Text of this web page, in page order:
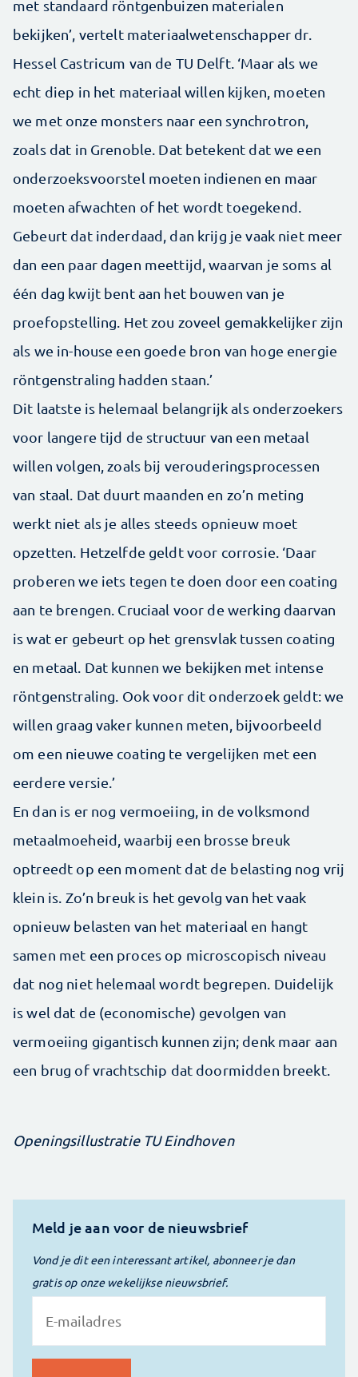
met standaard röntgenbuizen materialen
bekijken’, vertelt materiaalwetenschapper dr.
Hessel Castricum van de TU Delft. ‘Maar als we
echt diep in het materiaal willen kijken, moeten
we met onze monsters naar een synchrotron,
zoals dat in Grenoble. Dat betekent dat we een
onderzoeksvoorstel moeten indienen en maar
moeten afwachten of het wordt toegekend.
Gebeurt dat inderdaad, dan krijg je vaak niet meer
dan een paar dagen meettijd, waarvan je soms al
één dag kwijt bent aan het bouwen van je
proefopstelling. Het zou zoveel gemakkelijker zijn
als we in-house een goede bron van hoge energie
röntgenstraling hadden staan.’
Dit laatste is helemaal belangrijk als onderzoekers
voor langere tijd de structuur van een metaal
willen volgen, zoals bij verouderingsprocessen
van staal. Dat duurt maanden en zo’n meting
werkt niet als je alles steeds opnieuw moet
opzetten. Hetzelfde geldt voor corrosie. ‘Daar
proberen we iets tegen te doen door een coating
aan te brengen. Cruciaal voor de werking daarvan
is wat er gebeurt op het grensvlak tussen coating
en metaal. Dat kunnen we bekijken met intense
röntgenstraling. Ook voor dit onderzoek geldt: we
willen graag vaker kunnen meten, bijvoorbeeld
om een nieuwe coating te vergelijken met een
eerdere versie.’
En dan is er nog vermoeiing, in de volksmond
metaalmoeheid, waarbij een brosse breuk
optreedt op een moment dat de belasting nog vrij
klein is. Zo’n breuk is het gevolg van het vaak
opnieuw belasten van het materiaal en hangt
samen met een proces op microscopisch niveau
dat nog niet helemaal wordt begrepen. Duidelijk
is wel dat de (economische) gevolgen van
vermoeiing gigantisch kunnen zijn; denk maar aan
een brug of vrachtschip dat doormidden breekt.
Openingsillustratie TU Eindhoven
Meld je aan voor de nieuwsbrief
Vond je dit een interessant artikel, abonneer je dan
gratis op onze wekelijkse nieuwsbrief.